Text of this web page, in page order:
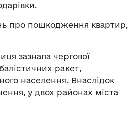
про пошкодження квартир,
зазнала чергової
ракет,
населення. Внаслідок
у двох районах міста